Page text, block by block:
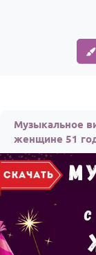
Музыкальное
женщине 51